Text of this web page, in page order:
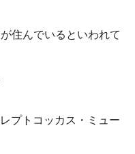
住んでいるといわれて
レプトコッカス・ミュー